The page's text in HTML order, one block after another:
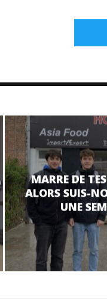
MARRE DE
ALORS SUIS-
UNE